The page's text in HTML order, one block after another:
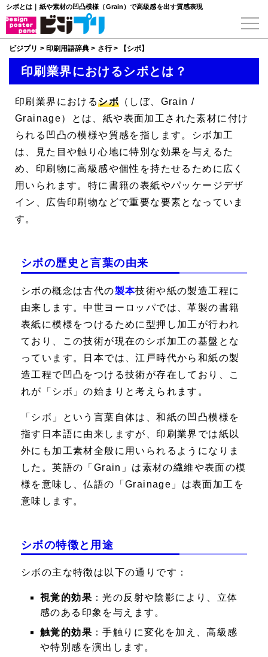
シボとは｜紙や素材の凹凸模様（Grain）で高級感を出す質感表現
ビジプリ > 印刷用語辞典 > さ行> 【シボ】
印刷業界におけるシボとは？
印刷業界におけるシボ （しぼ、 Grain /
Grainage）とは、紙や表面加工された素材に付け
られる凹凸の模様や質感を指します。シボ加工
は、見た目や触り心地に特別な効果を与えるた
め、印刷物に高級感や個性を持たせるために広く
用いられます。特に書籍の表紙やパッケージデザ
イン、広告印刷物などで重要な要素となっていま
す。
シボの歴史と言葉の由来
シボの概念は古代の製本技術や紙の製造工程に
由来します。中世ヨーロッパでは、革製の書籍
表紙に模様をつけるために型押し加工が行われ
ており、この技術が現在のシボ加工の基盤とな
っています。日本では、江戸時代から和紙の製
造工程で凹凸をつける技術が存在しており、こ
れが「シボ」の始まりと考えられます。
「シボ」という言葉自体は、和紙の凹凸模様を
指す日本語に由来しますが、印刷業界では紙以
外にも加工素材全般に用いられるようになりま
した。英語の「Grain」は素材の繊維や表面の模
様を意味し、仏語の「Grainage」は表面加工を
意味します。
シボの特徴と用途
シボの主な特徴は以下の通りです：
視覚的効果 ：光の反射や陰影により、立体
感のある印象を与えます。
触覚的効果 ：手触りに変化を加え、高級感
や特別感を演出します。